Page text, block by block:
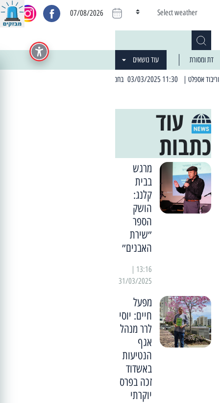
Select weather
07/08/2026
דת ומסורת עוד נושאים
עוד
כתבות
מרגש
בבית
קלנג:
הושק
הספר
״שירת
האבנים״
31/03/2025
מפעל
חיים: יוסי
לרר מנהל
אגף
הנטיעות
באשדוד
זכה בפרס
יוקרתי